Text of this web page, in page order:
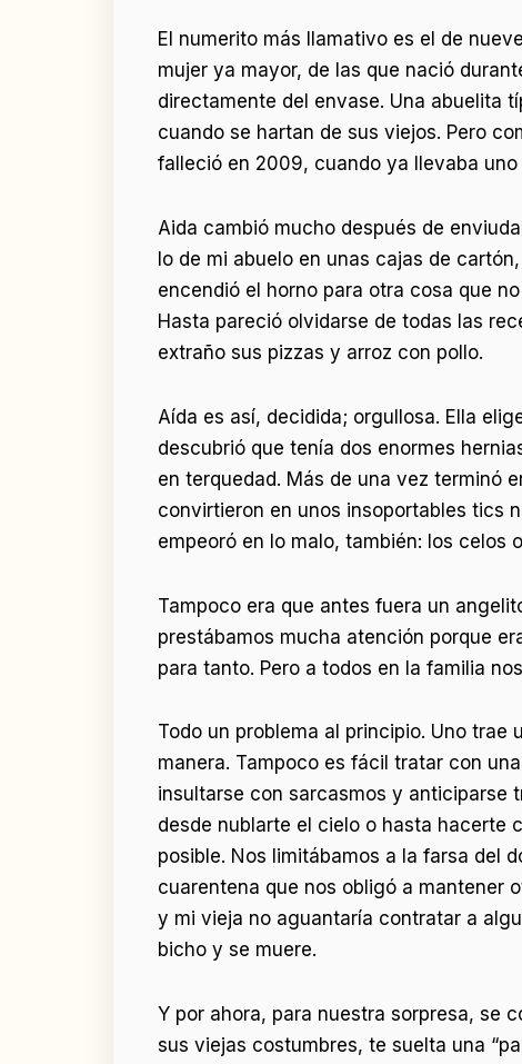
El numerito más llamativo es el de
mujer ya mayor, de las que nació
directamente del envase. Una abuelita
cuando se hartan de sus viejos. Pero
falleció en 2009, cuando ya llevaba
Aida cambió mucho después de
lo de mi abuelo en unas cajas de
encendió el horno para otra cosa que
Hasta pareció olvidarse de todas las
extraño sus pizzas y arroz con pollo.
Aída es así, decidida; orgullosa. Ella
descubrió que tenía dos enormes
en terquedad. Más de una vez terminó
convirtieron en unos insoportables tics
empeoró en lo malo, también: los celos
Tampoco era que antes fuera un
prestábamos mucha atención porque
para tanto. Pero a todos en la familia
Todo un problema al principio. Uno
manera. Tampoco es fácil tratar con
insultarse con sarcasmos y anticiparse
desde nublarte el cielo o hasta hacerte
posible. Nos limitábamos a la farsa del
cuarentena que nos obligó a mantener
y mi vieja no aguantaría contratar a
bicho y se muere.
Y por ahora, para nuestra sorpresa, se
sus viejas costumbres, te suelta una